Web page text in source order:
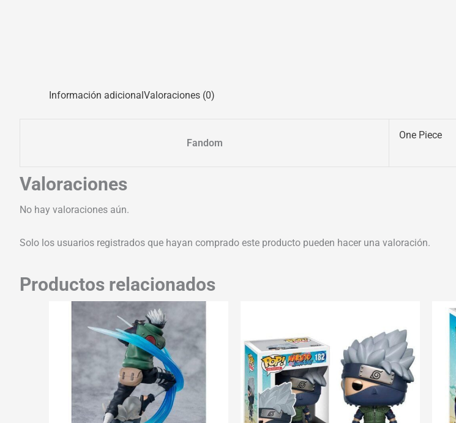
Información adicionalValoraciones (0)
Fandom
One Piece
Valoraciones
No hay valoraciones aún.
Solo los usuarios registrados que hayan comprado este producto pueden hacer una valoración.
Productos relacionados